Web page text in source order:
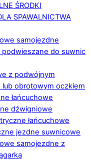
ŚRODKI
SPAWALNICTWA
samojezdne
podwieszane do suwnic
z podwójnym
obrotowym oczkiem
łańcuchowe
dźwigniowe
łańcuchowe
jezdne suwnicowe
samojezdne z